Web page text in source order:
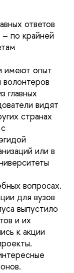
ответов
по крайней
имеют опыт
главных
видят
странах
или в
вопросах.
для вузов
выпустило
и их
к акции